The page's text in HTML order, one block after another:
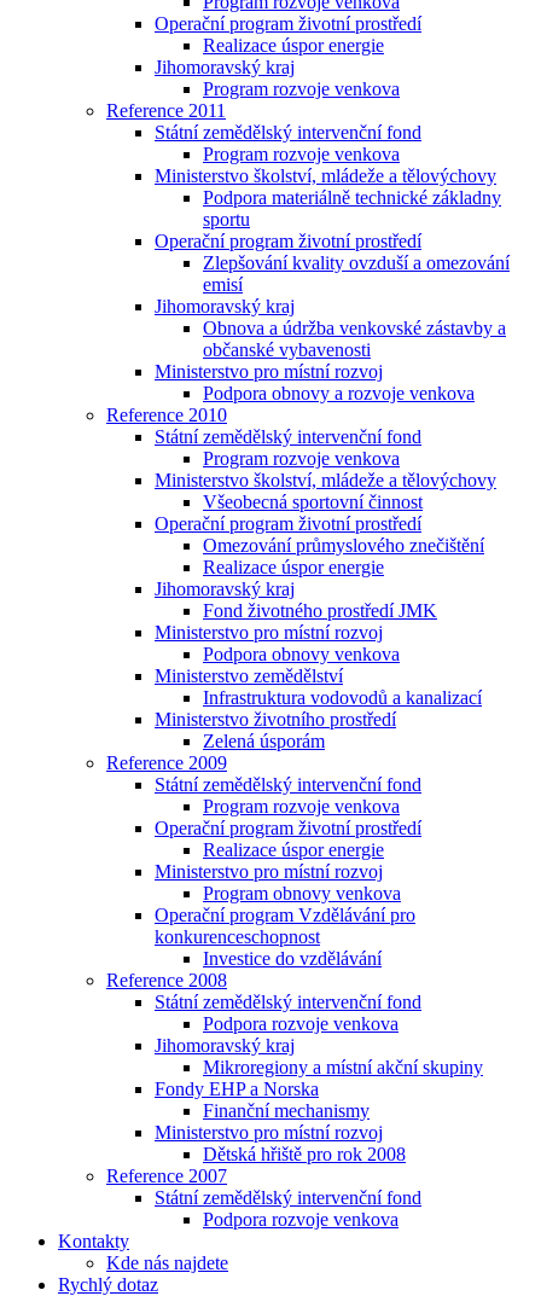
Operační program životní prostředí
Realizace úspor energie
Jihomoravský kraj
Program rozvoje venkova
Reference 2011
Státní zemědělský intervenční fond
Program rozvoje venkova
Ministerstvo školství, mládeže a tělovýchovy
Podpora materiálně technické základny
sportu
Operační program životní prostředí
Zlepšování kvality ovzduší a omezování
emisí
Jihomoravský kraj
Obnova a údržba venkovské zástavby a
občanské vybavenosti
Ministerstvo pro místní rozvoj
Podpora obnovy a rozvoje venkova
Reference 2010
Státní zemědělský intervenční fond
Program rozvoje venkova
Ministerstvo školství, mládeže a tělovýchovy
Všeobecná sportovní činnost
Operační program životní prostředí
Omezování průmyslového znečištění
Realizace úspor energie
Jihomoravský kraj
Fond životného prostředí JMK
Ministerstvo pro místní rozvoj
Podpora obnovy venkova
Ministerstvo zemědělství
Infrastruktura vodovodů a kanalizací
Ministerstvo životního prostředí
Zelená úsporám
Reference 2009
Státní zemědělský intervenční fond
Program rozvoje venkova
Operační program životní prostředí
Realizace úspor energie
Ministerstvo pro místní rozvoj
Program obnovy venkova
Operační program Vzdělávání pro
konkurenceschopnost
Investice do vzdělávání
Reference 2008
Státní zemědělský intervenční fond
Podpora rozvoje venkova
Jihomoravský kraj
Mikroregiony a místní akční skupiny
Fondy EHP a Norska
Finanční mechanismy
Ministerstvo pro místní rozvoj
Dětská hřiště pro rok 2008
Reference 2007
Státní zemědělský intervenční fond
Podpora rozvoje venkova
Kontakty
Kde nás najdete
Rychlý dotaz